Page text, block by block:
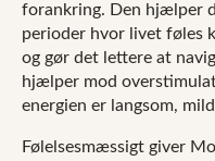
forankring. Den hjælper
perioder hvor livet føles
og gør det lettere at
hjælper mod
energien er langsom,
Følelsesmæssigt giver